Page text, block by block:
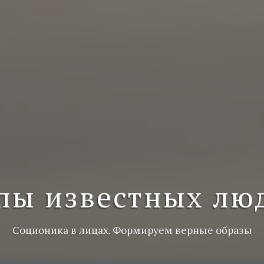
известных
Соционика в лицах. Формируем верные образы